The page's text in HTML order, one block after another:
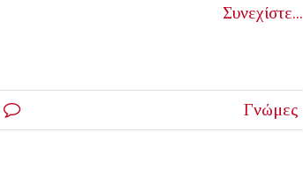
Συνεχίστε...
Γνώμες